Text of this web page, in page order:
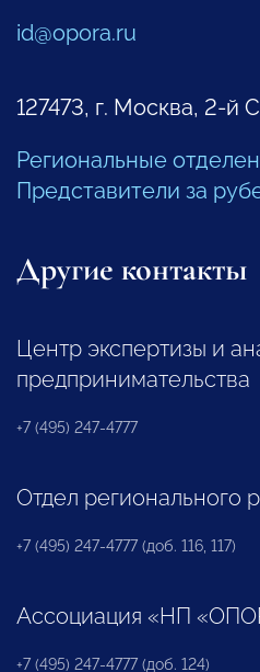
id@opora.ru
127473, г. Москва, 2-й
Региональные
Представители за
Другие контакты
Центр экспертизы и
предпринимательства
+7 (495) 247-4777
Отдел регионального
+7 (495) 247-4777 (доб. 116, 117)
Ассоциация «НП
+7 (495) 247-4777 (доб. 124)